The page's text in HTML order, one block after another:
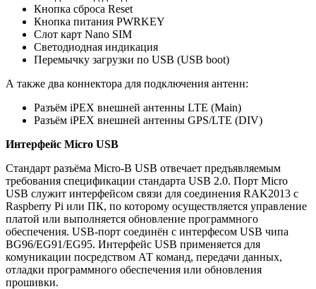
Кнопка сброса Reset
Кнопка питания PWRKEY
Слот карт Nano SIM
Светодиодная индикация
Перемычку загрузки по USB (USB boot)
А также два коннектора для подключения антенн:
Разъём iPEX внешней антенны LTE (Main)
Разъём iPEX внешней антенны GPS/LTE (DIV)
Интерфейс Micro USB
Стандарт разъёма Micro-B USB отвечает предъявляемым
требования спецификации стандарта USB 2.0. Порт Micro
USB служит интерфейсом связи для соединения RAK2013 с
Raspberry Pi или ПК, по которому осуществляется управление
платой или выполняется обновление программного
обеспечения. USB-порт соединён с интерфесом USB чипа
BG96/EG91/EG95. Интерфейс USB применяется для
комуникации посредством АТ команд, передачи данных,
отладки программного обеспечения или обновления
прошивки.